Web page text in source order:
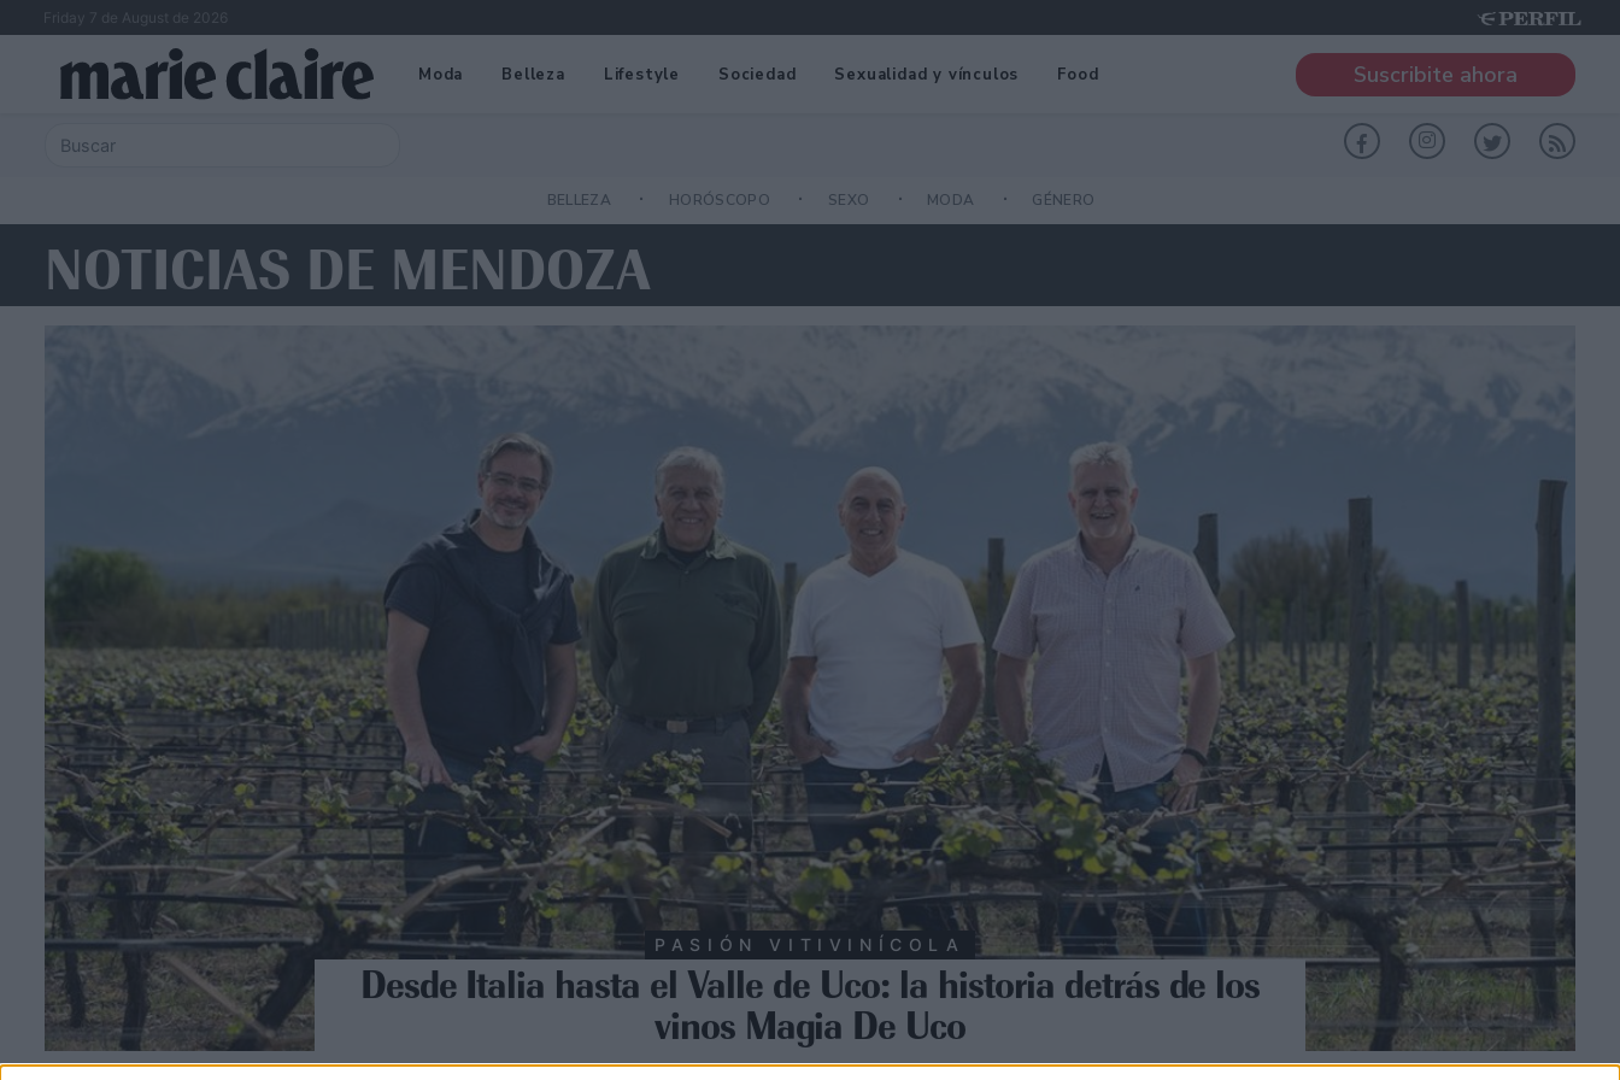
Friday 7 de August de 2026
Moda Belleza Lifestyle Sociedad Sexualidad y vínculos Food Suscribite ahora
BELLEZA HORÓSCOPO SEXO MODA GÉNERO
NOTICIAS DE MENDOZA
PASIÓN VITIVINÍCOLA
Desde Italia hasta el Valle de Uco: la historia detrás de los
vinos Magia De Uco